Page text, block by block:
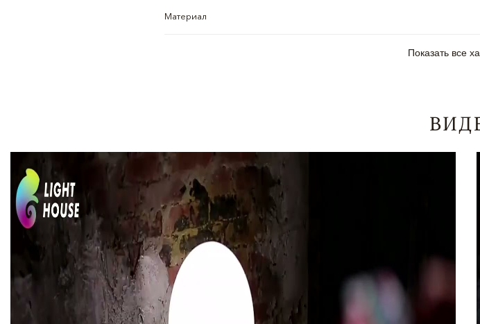
Материал
Показать все